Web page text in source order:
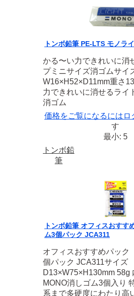
トンボ鉛筆 PE-LTS モノラ
かる〜い力できれいに消
プミニサイズ消ゴムサイ
W16×H52×D11mm重さ
力できれいに消せるライ
消ゴム
価格をご覧になるには ロ
す
最小: 5
トンボ鉛
筆
トンボ鉛筆 オフィスおすす
ム3個パック JCA311
オフィスおすすめパッ
個パック JCA311サイズ
D13×W75×H130mm
MONO消しゴム3個入り
系まで多硬度にわたり高